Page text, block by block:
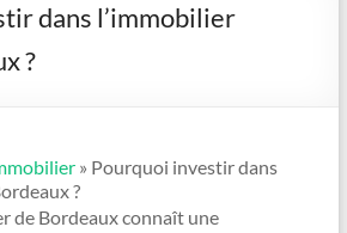
dans l’immobilier
?
» Pourquoi investir dans
?
de Bordeaux connaît une